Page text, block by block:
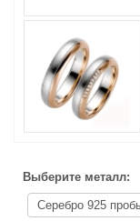
Выберите металл: